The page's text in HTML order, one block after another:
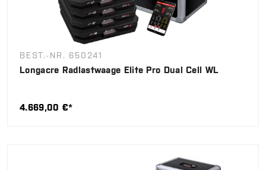
BEST.-NR. 650241
Longacre Radlastwaage Elite Pro Dual Cell WL
4.669,00 €*